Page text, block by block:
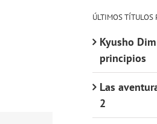
ÚLTIMOS TÍTULOS
Kyusho
principios
Las
2